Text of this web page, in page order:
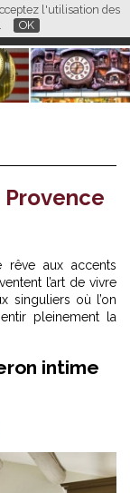
l'utilisation des
OK
CN
rêve aux accents
l’art de vivre
singuliers où l’on
pleinement la
intime